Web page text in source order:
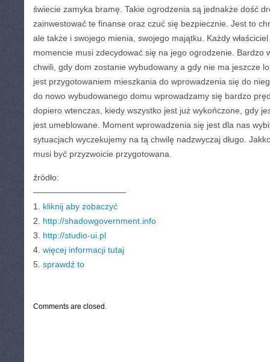
świecie zamyka bramę. Takie ogrodzenia są jednakże dość
zainwestować te finanse oraz czuć się bezpiecznie. Jest to
ale także i swojego mienia, swojego majątku. Każdy
momencie musi zdecydować się na jego ogrodzenie. Bardzo
chwili, gdy dom zostanie wybudowany a gdy nie ma jeszcze
jest przygotowaniem mieszkania do wprowadzenia się do
do nowo wybudowanego domu wprowadzamy się bardzo
dopiero wtenczas, kiedy wszystko jest już wykończone, gdy
jest umeblowane. Moment wprowadzenia się jest dla nas
sytuacjach wyczekujemy na tą chwilę nadzwyczaj długo.
musi być przyzwoicie przygotowana.
źródło:
———————————
1. kliknij aby zobaczyć
2. http://shadowgovernment.info
3. http://studio-ui.pl
4. więcej informacji tutaj
5. sprawdź to
Comments are closed.